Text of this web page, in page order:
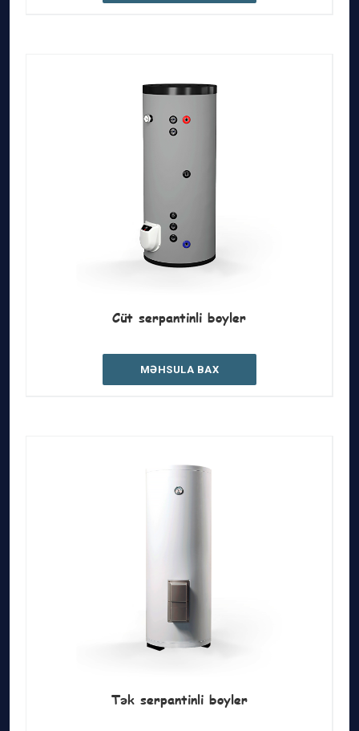
Cüt serpantinli boyler
MƏHSULA BAX
Tək serpantinli boyler